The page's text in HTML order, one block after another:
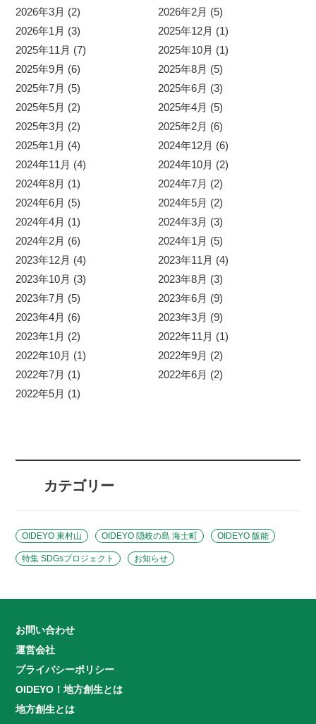
2026年3月 (2)
2026年2月 (5)
2026年1月 (3)
2025年12月 (1)
2025年11月 (7)
2025年10月 (1)
2025年9月 (6)
2025年8月 (5)
2025年7月 (5)
2025年6月 (3)
2025年5月 (2)
2025年4月 (5)
2025年3月 (2)
2025年2月 (6)
2025年1月 (4)
2024年12月 (6)
2024年11月 (4)
2024年10月 (2)
2024年8月 (1)
2024年7月 (2)
2024年6月 (5)
2024年5月 (2)
2024年4月 (1)
2024年3月 (3)
2024年2月 (6)
2024年1月 (5)
2023年12月 (4)
2023年11月 (4)
2023年10月 (3)
2023年8月 (3)
2023年7月 (5)
2023年6月 (9)
2023年4月 (6)
2023年3月 (9)
2023年1月 (2)
2022年11月 (1)
2022年10月 (1)
2022年9月 (2)
2022年7月 (1)
2022年6月 (2)
2022年5月 (1)
カテゴリー
OIDEYO 東村山 OIDEYO 隠岐の島 海士町 OIDEYO 飯能
特集 SDGsプロジェクト お知らせ
お問い合わせ
運営会社
プライバシーポリシー
OIDEYO！地方創生とは
地方創生とは